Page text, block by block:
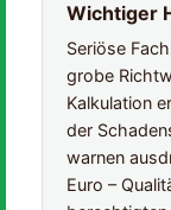
Wichtiger
Seriöse
grobe
Kalkulation
der
warnen
Euro –